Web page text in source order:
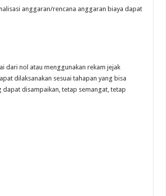
anggaran/rencana anggaran biaya dapat
dari nol atau menggunakan rekam jejak
dilaksanakan sesuai tahapan yang bisa
disampaikan, tetap semangat, tetap